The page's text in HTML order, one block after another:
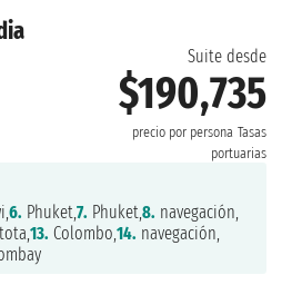
Suite desde
$190,735
precio por persona Tasas
portuarias
6. Phuket,7. Phuket,8. navegación,
13. Colombo,14. navegación,